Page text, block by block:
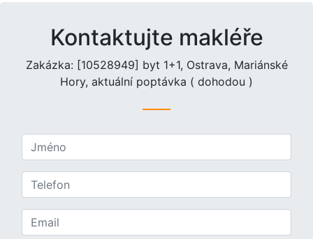
Kontaktujte makléře
Zakázka: [10528949] byt 1+1, Ostrava, Mariánské
Hory, aktuální poptávka ( dohodou )